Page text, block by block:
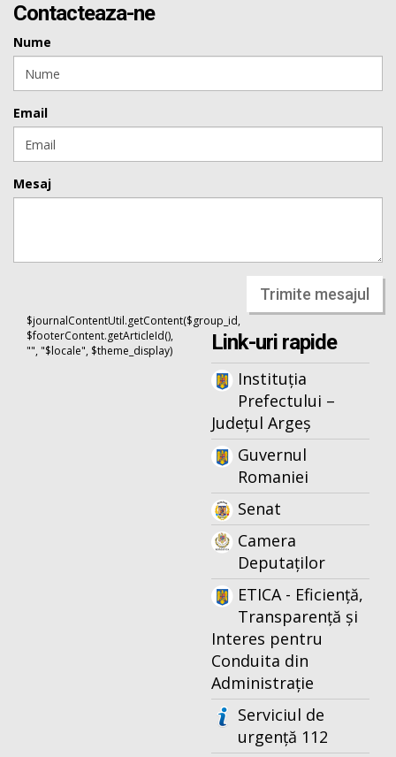
Contacteaza-ne
Nume
Email
Mesaj
Trimite mesajul
$journalContentUtil.getContent($group_id,
$footerContent.getArticleId(),
"", "$locale", $theme_display)
Link-uri rapide
Instituția
Prefectului –
Județul Argeș
Guvernul
Romaniei
Senat
Camera
Deputaților
ETICA - Eficiență,
Transparență și
Interes pentru
Conduita din
Administrație
Serviciul de
urgență 112